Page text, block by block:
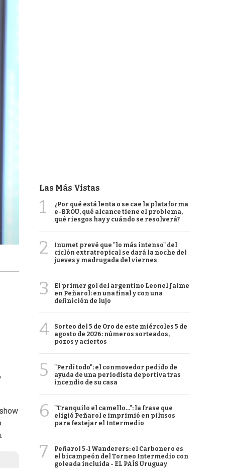
Las Más Vistas
1
¿Por qué está lenta o se cae la plataforma
e-BROU, qué alcance tiene el problema,
qué riesgos hay y cuándo se resolverá?
2
Inumet prevé que "lo más intenso" del
ciclón extratropical se dará la noche del
jueves y madrugada del viernes
3
El primer gol del argentino Leonel Jaime
en Peñarol: en una final y con una
definición de lujo
4
Sorteo del 5 de Oro de este miércoles 5 de
agosto de 2026: números sorteados,
pozos y aciertos
5
"Perdí todo": el conmovedor pedido de
ayuda de una periodista deportiva tras
incendio de su casa
6
"Tranquilo el camello...": la frase que
eligió Peñarol e imprimió en pilusos
para festejar el Intermedio
7
Peñarol 5-1 Wanderers: el Carbonero es
el bicampeón del Torneo Intermedio con
goleada incluida - EL PAÍS Uruguay